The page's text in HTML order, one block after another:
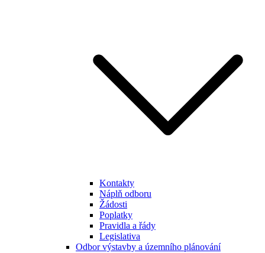
Kontakty
Náplň odboru
Žádosti
Poplatky
Pravidla a řády
Legislativa
Odbor výstavby a územního plánování